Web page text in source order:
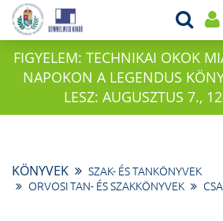
FIGYELEM: TECHNIKAI OKOK
NAPOKON A LEGENDUS
LESZ: AUGUSZTUS 7.,
KÖNYVEK
SZAK- ÉS TANKÖNYVEK
ORVOSI TAN- ÉS SZAKKÖNYVEK